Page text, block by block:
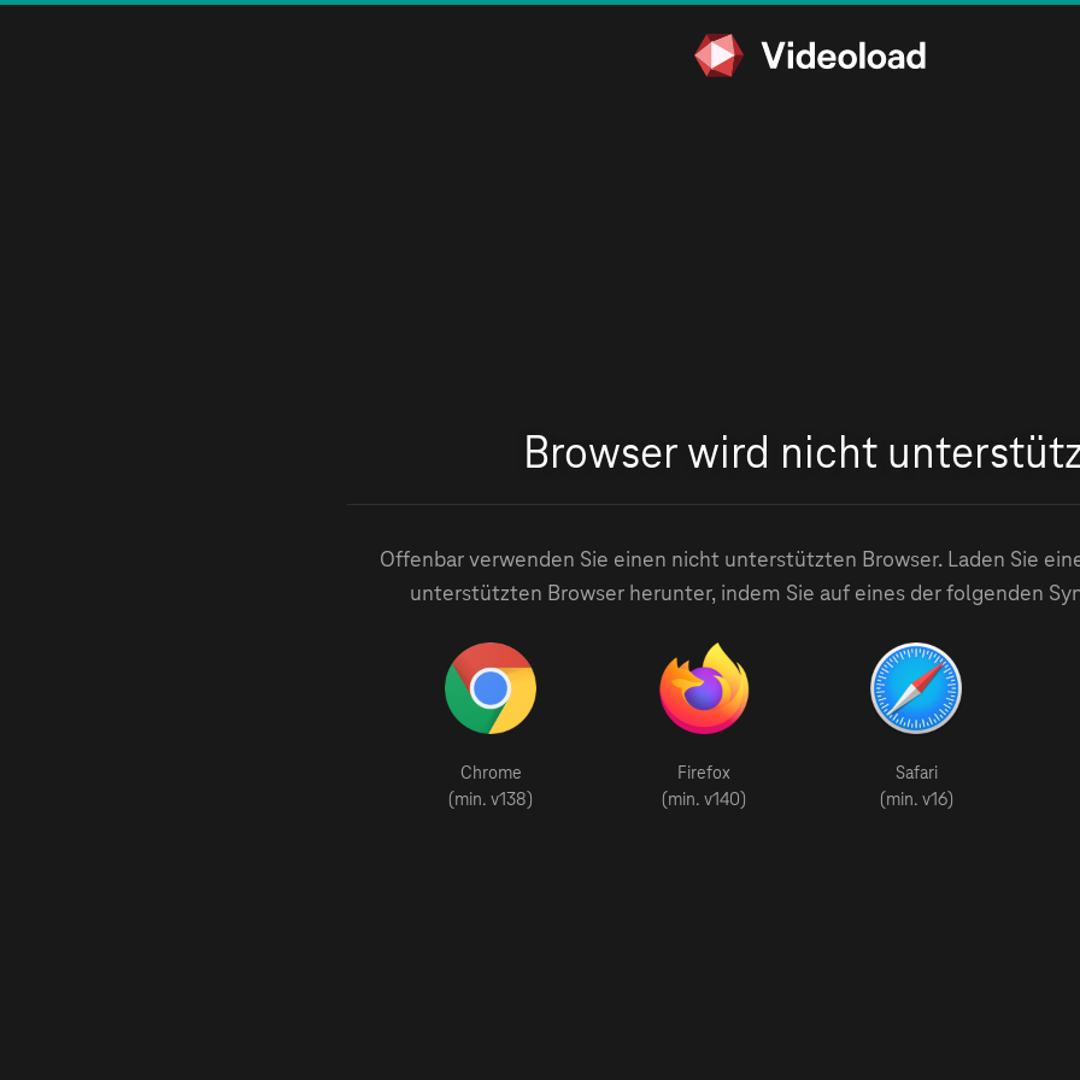
Browser wird nicht
Offenbar verwenden Sie einen nicht unterstützten Browser. Laden Sie
unterstützten Browser herunter, indem Sie auf eines der folgenden
Chrome
(min. v138)
Firefox
(min. v140)
Safari
(min. v16)